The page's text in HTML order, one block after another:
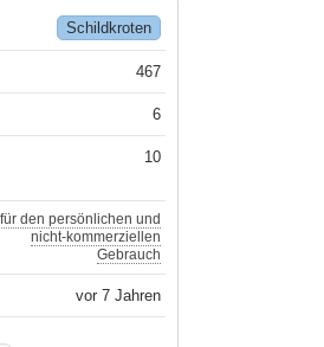
Schildkroten
467
6
10
den persönlichen und
nicht-kommerziellen
Gebrauch
vor 7 Jahren